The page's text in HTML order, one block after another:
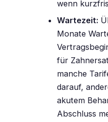
wenn
Wartezeit:
Monate
für
manche
darauf,
akutem
Abschluss